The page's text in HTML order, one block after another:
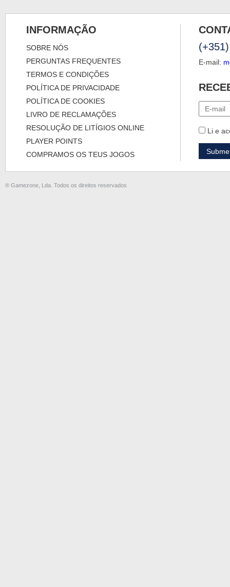
INFORMAÇÃO
SOBRE NÓS
PERGUNTAS FREQUENTES
TERMOS E CONDIÇÕES
POLÍTICA DE PRIVACIDADE
POLÍTICA DE COOKIES
LIVRO DE RECLAMAÇÕES
RESOLUÇÃO DE LITÍGIOS ONLINE
PLAYER POINTS
COMPRAMOS OS TEUS JOGOS
E-mail:
Li e
® Gamezone, Lda. Todos os direitos reservados